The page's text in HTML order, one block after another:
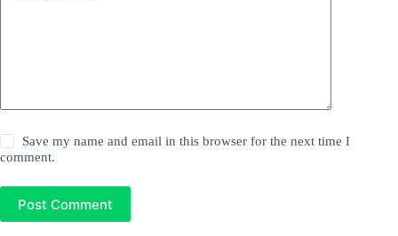
Save my name and email in this browser for the next time I
comment.
Post Comment